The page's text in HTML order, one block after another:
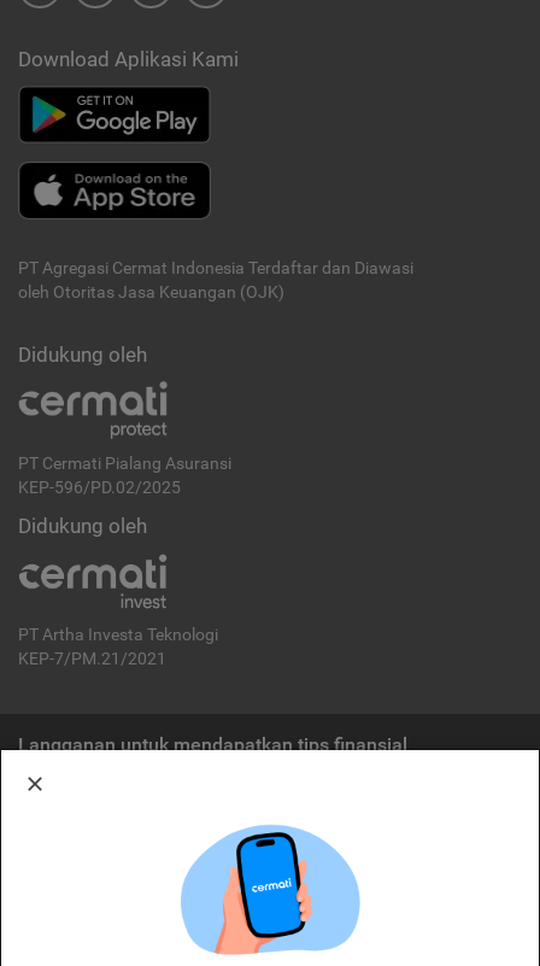
Download Aplikasi Kami
PT Agregasi Cermat Indonesia Terdaftar dan Diawasi
oleh Otoritas Jasa Keuangan (OJK)
Didukung oleh
PT Cermati Pialang Asuransi
KEP-596/PD.02/2025
Didukung oleh
PT Artha Investa Teknologi
KEP-7/PM.21/2021
Langganan untuk mendapatkan tips finansial
Cermati merupakan penyelenggara agregasi jasa keuangan yang terdaftar di
OJK. Oleh karena itu, produk dan/atau layanan jasa keuangan yang
ditawarkan bukan merupakan produk dan/atau layanan jasa keuangan yang
diterbitkan oleh Cermati dan Cermati tidak bertanggung jawab atas tuntutan